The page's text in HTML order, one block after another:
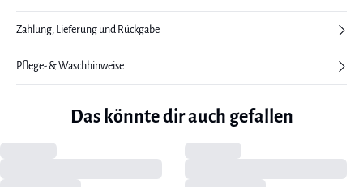
Zahlung, Lieferung und Rückgabe
Pflege- & Waschhinweise
Das könnte dir auch gefallen